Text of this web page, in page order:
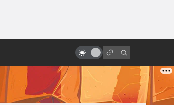
самом человечном роботе